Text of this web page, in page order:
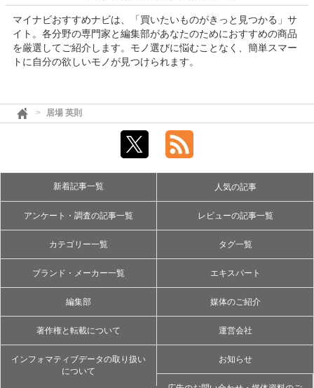
マイナビおすすめナビは、「買いたいものがきっと見つかる」サ
イト。各分野の専門家と編集部があなたのためにおすすめの商品
を厳選してご紹介します。モノ選びに悩むことなく、簡単スマー
トに自分の欲しいモノが見つけられます。
居場 英則
新着記事一覧 人気の記事
アンケート・調査の記事一覧 レビューの記事一覧
カテゴリー一覧 タグ一覧
ブランド・メーカー一覧 エキスパート
編集部 媒体のご紹介
著作権と転載について 運営会社
インフォマティブデータの取り扱い
について
お知らせ